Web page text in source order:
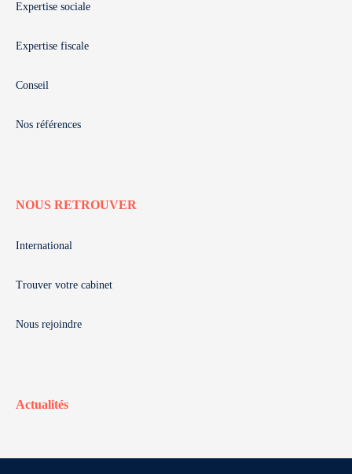
Expertise sociale
Expertise fiscale
Conseil
Nos références
NOUS RETROUVER
International
Trouver votre cabinet
Nous rejoindre
Actualités